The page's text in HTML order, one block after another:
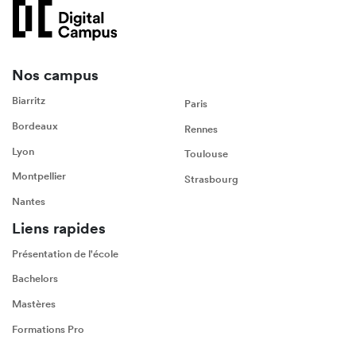
Nos campus
Biarritz
Bordeaux
Lyon
Montpellier
Nantes
Paris
Rennes
Toulouse
Strasbourg
Liens rapides
Présentation de l'école
Bachelors
Mastères
Formations Pro